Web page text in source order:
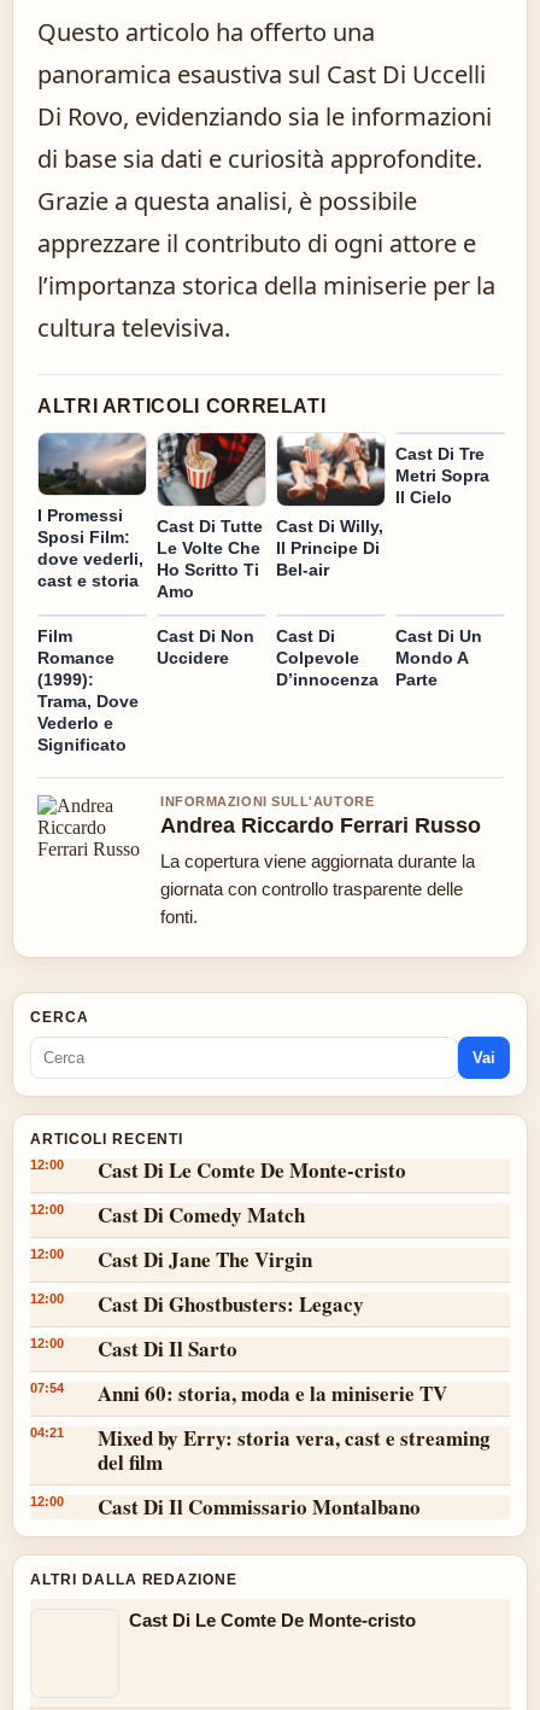
Questo articolo ha offerto una
panoramica esaustiva sul Cast Di Uccelli
Di Rovo, evidenziando sia le informazioni
di base sia dati e curiosità approfondite.
Grazie a questa analisi, è possibile
apprezzare il contributo di ogni attore e
l’importanza storica della miniserie per la
cultura televisiva.
ALTRI ARTICOLI CORRELATI
I Promessi
Sposi Film:
dove vederli,
cast e storia
Cast Di Tutte
Le Volte Che
Ho Scritto Ti
Amo
Cast Di Willy,
Il Principe Di
Bel-air
Cast Di Tre
Metri Sopra
Il Cielo
Film
Romance
(1999):
Trama, Dove
Vederlo e
Significato
Cast Di Non
Uccidere
Cast Di
Colpevole
D’innocenza
Cast Di Un
Mondo A
Parte
INFORMAZIONI SULL'AUTORE
Andrea Riccardo Ferrari Russo
La copertura viene aggiornata durante la
giornata con controllo trasparente delle
fonti.
CERCA
Vai
ARTICOLI RECENTI
12:00 Cast Di Le Comte De Monte-cristo
12:00 Cast Di Comedy Match
12:00 Cast Di Jane The Virgin
12:00 Cast Di Ghostbusters: Legacy
12:00 Cast Di Il Sarto
07:54 Anni 60: storia, moda e la miniserie TV
04:21
Mixed by Erry: storia vera, cast e streaming
del film
12:00 Cast Di Il Commissario Montalbano
ALTRI DALLA REDAZIONE
Cast Di Le Comte De Monte-cristo